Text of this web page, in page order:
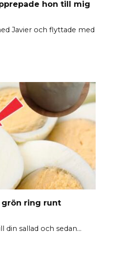
hon till mig
Javier och flyttade med
grön ring runt
din sallad och sedan…